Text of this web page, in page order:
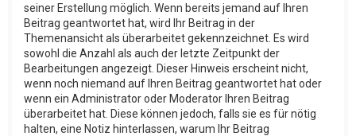
seiner Erstellung möglich. Wenn bereits jemand auf Ihren
Beitrag geantwortet hat, wird Ihr Beitrag in der
Themenansicht als überarbeitet gekennzeichnet. Es wird
sowohl die Anzahl als auch der letzte Zeitpunkt der
Bearbeitungen angezeigt. Dieser Hinweis erscheint nicht,
wenn noch niemand auf Ihren Beitrag geantwortet hat oder
wenn ein Administrator oder Moderator Ihren Beitrag
überarbeitet hat. Diese können jedoch, falls sie es für nötig
halten, eine Notiz hinterlassen, warum Ihr Beitrag